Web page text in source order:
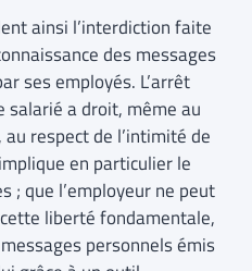
ainsi l’interdiction faite
des messages
ses employés. L’arrêt
salarié a droit, même au
respect de l’intimité de
en particulier le
; que l’employeur ne peut
liberté fondamentale,
personnels émis